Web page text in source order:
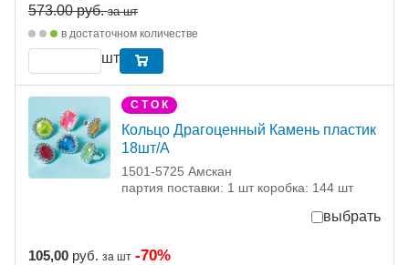
573.00руб. за шт
в достаточном количестве
шт
С Т О К
Кольцо Драгоценный Камень пластик
18шт/A
1501-5725 Амскан
партия поставки: 1 шт коробка: 144 шт
выбрать
105,00 руб. за шт -70%